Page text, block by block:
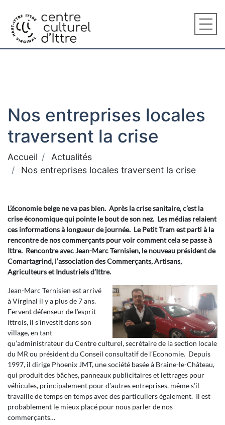
Nos entreprises locales
traversent la crise
Accueil
Actualités
Nos entreprises locales traversent la crise
L’économie belge ne va pas bien. Après la crise sanitaire, c’est la
crise économique qui pointe le bout de son nez. Les médias relaient
ces informations à longueur de journée. Le Petit Tram est parti à la
rencontre de nos commerçants pour voir comment cela se passe à
Ittre. Rencontre avec Jean-Marc Ternisien, le nouveau président de
Comartagrind, l’association des Commerçants, Artisans,
Agriculteurs et Industriels d’Ittre.
Jean-Marc Ternisien est arrivé
à Virginal il y a plus de 7 ans.
Fervent défenseur de l’esprit
ittrois, il s’investit dans son
village, en tant
qu’administrateur du Centre culturel, secrétaire de la section locale
du MR ou président du Conseil consultatif de l’Economie. Depuis
1997, il dirige Phoenix JMT, une société basée à Braine-le-Château,
qui produit des bâches, panneaux publicitaires et lettrages pour
véhicules, principalement pour d’autres entreprises, même s’il
travaille de temps en temps avec des particuliers également. Il est
probablement le mieux placé pour nous parler de nos
commerçants…